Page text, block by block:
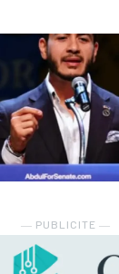
― PUBLICITE ―